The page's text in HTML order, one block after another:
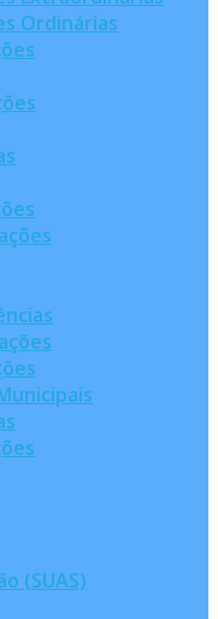
Ordinárias
(SUAS)